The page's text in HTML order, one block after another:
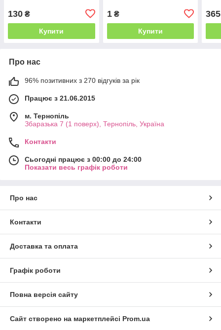
130 ₴
Купити
1₴
Купити
365
Про нас
96% позитивних з 270 відгуків за рік
Працює з 21.06.2015
м. Тернопіль
Збаразька 7 (1 поверх), Тернопіль, Україна
Контакти
Сьогодні працює з 00:00 до 24:00
Показати весь графік роботи
Про нас
Контакти
Доставка та оплата
Графік роботи
Повна версія сайту
Сайт створено на маркетплейсі Prom.ua